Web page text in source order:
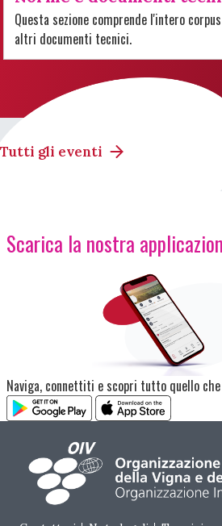
Questa sezione comprende l'intero
altri documenti tecnici.
Tutti gli eventi
Scarica la nostra
Immagine
Naviga, connettiti e scopri tutto quello